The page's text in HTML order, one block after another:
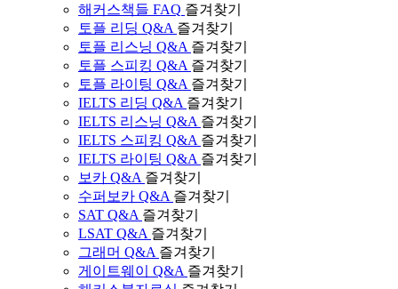
해커스책들 FAQ 즐겨찾기
토플 리딩 Q&A 즐겨찾기
토플 리스닝 Q&A 즐겨찾기
토플 스피킹 Q&A 즐겨찾기
토플 라이팅 Q&A 즐겨찾기
IELTS 리딩 Q&A 즐겨찾기
IELTS 리스닝 Q&A 즐겨찾기
IELTS 스피킹 Q&A 즐겨찾기
IELTS 라이팅 Q&A 즐겨찾기
보카 Q&A 즐겨찾기
수퍼보카 Q&A 즐겨찾기
SAT Q&A 즐겨찾기
LSAT Q&A 즐겨찾기
그래머 Q&A 즐겨찾기
게이트웨이 Q&A 즐겨찾기